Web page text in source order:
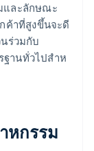
และลักษณะ
ค้าที่สูงขึ้นจะดี
ร่วมกับ
านทั่วไปสําห
หกรรม